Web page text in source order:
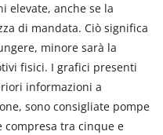
elevate, anche se la
di mandata. Ciò significa
minore sarà la
fisici. I grafici presenti
informazioni a
sono consigliate pompe
tra cinque e